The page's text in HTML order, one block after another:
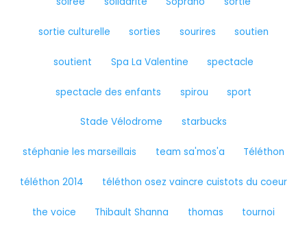
sortie culturelle sorties sourires soutien
soutient Spa La Valentine spectacle
spectacle des enfants spirou sport
Stade Vélodrome starbucks
stéphanie les marseillais team sa'mos'a Téléthon
téléthon 2014 téléthon osez vaincre cuistots du coeur
the voice Thibault Shanna thomas tournoi